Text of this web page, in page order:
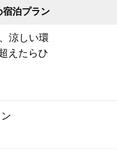
宿泊プラン
涼しい環
えたらひ